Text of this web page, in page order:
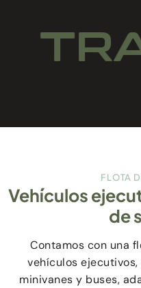
FLOTA
Vehículos
de
Contamos con una
vehículos ejecutivos,
minivanes y buses,